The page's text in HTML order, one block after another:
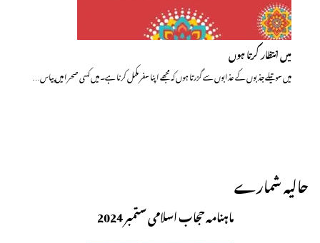
میں انتظار کرتا ہوں
میں سوتیلے جذبوں کے عذابوں سے گزرتا ہوں کہ مجھے اپنا سفر مکمل کرنا ہے۔ میں کسی صحرا میں پیاس…
حالیہ شمارے
ماہنامہ حجاب اسلامی ستمبر 2024